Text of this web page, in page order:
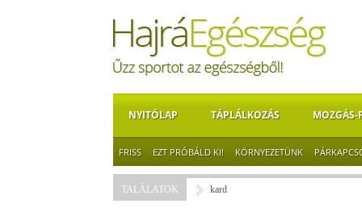
NYITÓLAP TÁPLÁLKOZÁS MOZGÁS-
FRISS EZT PRÓBÁLD KI! KÖRNYEZETÜNK
TALÁLATOK kard